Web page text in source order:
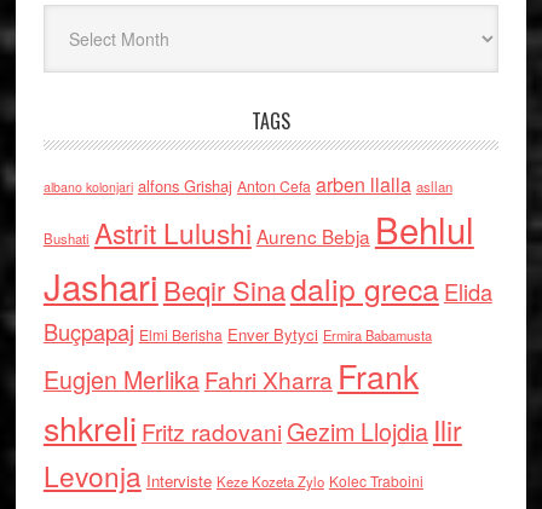
TAGS
albano kolonjari alfons Grishaj Anton Cefa arben llalla asllan
Bushati Astrit Lulushi Aurenc Bebja Behlul
Jashari Beqir Sinadalip grecaElida
Buçpapaj Elmi Berisha Enver Bytyci Ermira Babamusta
Eugjen MerlikaFahri Xharra Frank
shkreli Fritz radovaniGezim Llojdia Ilir
Levonja Interviste Keze Kozeta Zylo Kolec Traboini